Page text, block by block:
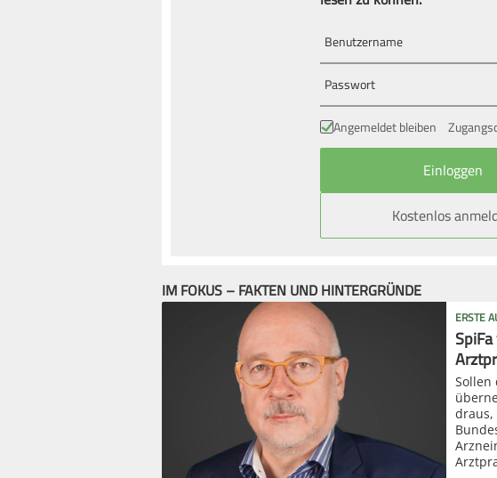
Angemeldet bleiben
Kostenlos
IM FOKUS – FAKTEN UND HINTERGRÜNDE
ERSTE
Sollen
draus,